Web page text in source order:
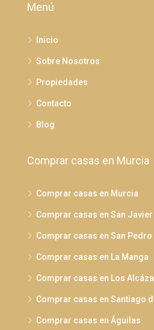
Menú
Inicio
Sobre Nosotros
Propiedades
Contacto
Blog
Comprar casas en Murcia
Comprar casas en Murcia
Comprar casas en San Javier
Comprar casas en San Pedro
Comprar casas en La Manga
Comprar casas en Los
Comprar casas en Santiago
Comprar casas en Águilas